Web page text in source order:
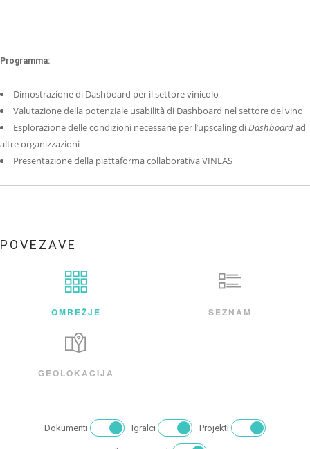
Programma:
Dimostrazione di Dashboard per il settore vinicolo
Valutazione della potenziale usabilità di Dashboard nel settore del vino
Esplorazione delle condizioni necessarie per l’upscaling diDashboardad
altre organizzazioni
Presentazione della piattaforma collaborativa VINEAS
POVEZAVE
OMREŽJE SEZNAM
GEOLOKACIJA
Dokumenti Igralci Projekti